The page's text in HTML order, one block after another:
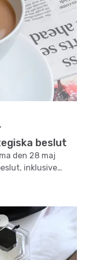
beslut
den 28 maj
inklusive